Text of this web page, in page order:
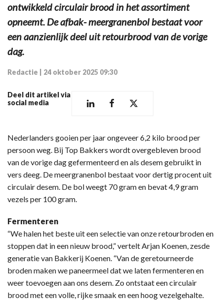
ontwikkeld circulair brood in het assortiment
opneemt. De afbak- meergranenbol bestaat voor
een aanzienlijk deel uit retourbrood van de vorige
dag.
Redactie 24 oktober 2025 09:30
Deel dit artikel via
social media
Nederlanders gooien per jaar ongeveer 6,2 kilo brood per
persoon weg. Bij Top Bakkers wordt overgebleven brood
van de vorige dag gefermenteerd en als desem gebruikt in
vers deeg. De meergranenbol bestaat voor dertig procent uit
circulair desem. De bol weegt 70 gram en bevat 4,9 gram
vezels per 100 gram.
Fermenteren
“We halen het beste uit een selectie van onze retourbroden en
stoppen dat in een nieuw brood,” vertelt Arjan Koenen, zesde
generatie van Bakkerij Koenen. “Van de geretourneerde
broden maken we paneermeel dat we laten fermenteren en
weer toevoegen aan ons desem. Zo ontstaat een circulair
brood met een volle, rijke smaak en een hoog vezelgehalte.